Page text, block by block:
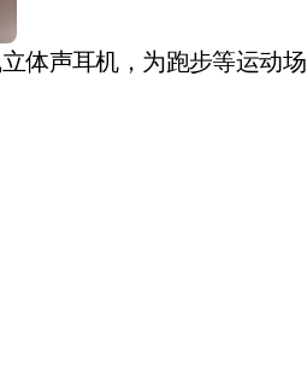
体声耳机，为跑步等运动场